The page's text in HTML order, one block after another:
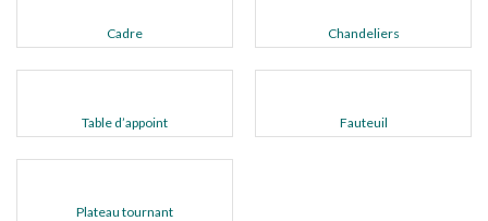
Cadre Chandeliers
Table d’appoint Fauteuil
Plateau tournant